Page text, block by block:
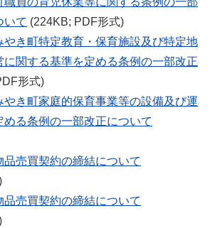
いて (224KB; PDF形式)
き町特定教育・保育施設及び特定地
関する基準を定める条例の一部改正
形式)
き町家庭的保育事業等の設備及び運
る条例の一部改正について
売買契約の締結について
売買契約の締結について